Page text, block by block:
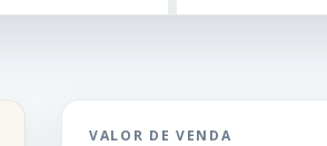
VALOR DE VENDA